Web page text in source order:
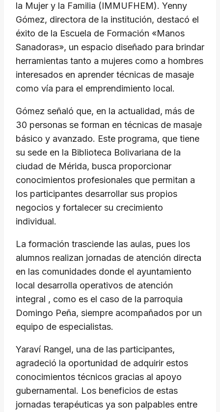
la Mujer y la Familia (IMMUFHEM). Yenny
Gómez, directora de la institución, destacó el
éxito de la Escuela de Formación «Manos
Sanadoras», un espacio diseñado para brindar
herramientas tanto a mujeres como a hombres
interesados en aprender técnicas de masaje
como vía para el emprendimiento local.
​Gómez señaló que, en la actualidad, más de
30 personas se forman en técnicas de masaje
básico y avanzado. Este programa, que tiene
su sede en la Biblioteca Bolivariana de la
ciudad de Mérida, busca proporcionar
conocimientos profesionales que permitan a
los participantes desarrollar sus propios
negocios y fortalecer su crecimiento
individual.
​La formación trasciende las aulas, pues los
alumnos realizan jornadas de atención directa
en las comunidades donde el ayuntamiento
local desarrolla operativos de atención
integral , como es el caso de la parroquia
Domingo Peña, siempre acompañados por un
equipo de especialistas.
​Yaraví Rangel, una de las participantes,
agradeció la oportunidad de adquirir estos
conocimientos técnicos gracias al apoyo
gubernamental. Los beneficios de estas
jornadas terapéuticas ya son palpables entre